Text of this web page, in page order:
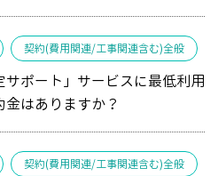
契約(費用関連/工事関連含む)全般
サポート」サービスに最低利用
はありますか？
契約(費用関連/工事関連含む)全般